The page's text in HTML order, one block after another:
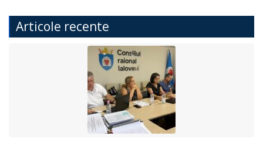
Articole recente